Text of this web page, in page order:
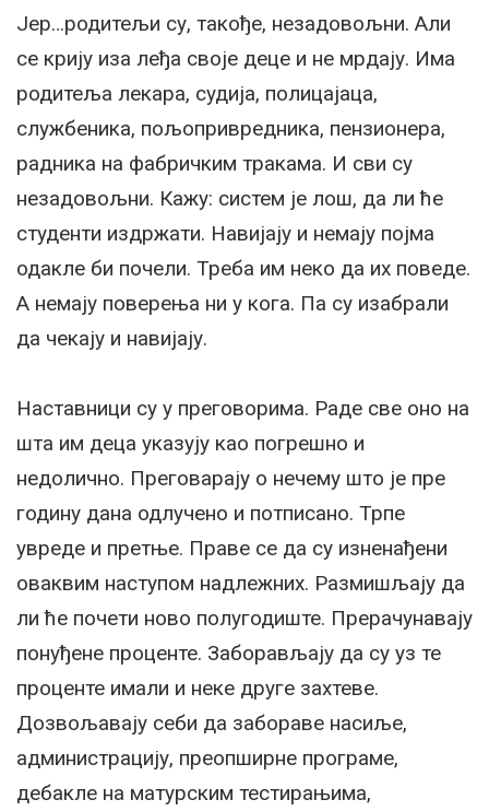
Јер…родитељи су, такође, незадовољни. Али
се крију иза леђа своје деце и не мрдају. Има
родитеља лекара, судија, полицајаца,
службеника, пољопривредника, пензионера,
радника на фабричким тракама. И сви су
незадовољни. Кажу: систем је лош, да ли ће
студенти издржати. Навијају и немају појма
одакле би почели. Треба им неко да их поведе.
А немају поверења ни у кога. Па су изабрали
да чекају и навијају.
Наставници су у преговорима. Раде све оно на
шта им деца указују као погрешно и
недолично. Преговарају о нечему што је пре
годину дана одлучено и потписано. Трпе
увреде и претње. Праве се да су изненађени
оваквим наступом надлежних. Размишљају да
ли ће почети ново полугодиште. Прерачунавају
понуђене проценте. Заборављају да су уз те
проценте имали и неке друге захтеве.
Дозвољавају себи да забораве насиље,
администрацију, преопширне програме,
дебакле на матурским тестирањима,